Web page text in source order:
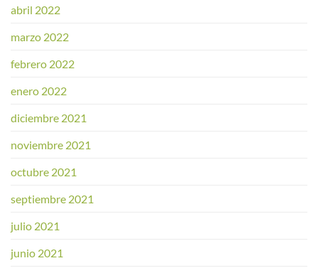
abril 2022
marzo 2022
febrero 2022
enero 2022
diciembre 2021
noviembre 2021
octubre 2021
septiembre 2021
julio 2021
junio 2021